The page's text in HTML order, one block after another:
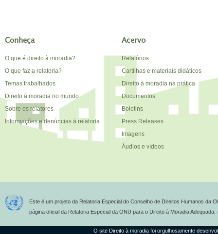
Conheça
O que é direito à moradia?
O que faz a relatoria?
Temas trabalhados
Direito à moradia no mundo
Sobre os relatores
Informações e denúncias à relatoria
Acervo
Relatórios
Cartilhas e materiais didáticos
Direito à moradia na prática
Documentos
Boletins
Press Releases
Imagens
Áudios e vídeos
Este é um projeto da Relatoria Especial do Conselho de Direitos Humanos da
página oficial da Relatoria Especial da ONU para o Direito à Moradia Adequada,
O site Direito à moradia foi orgulhosamente